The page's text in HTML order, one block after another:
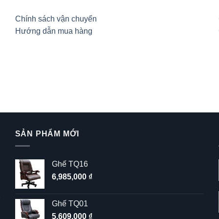
Chính sách vận chuyển
Hướng dẫn mua hàng
SẢN PHẨM MỚI
Ghế TQ16
6,985,000 ₫
Ghế TQ01
5,609,000 ₫